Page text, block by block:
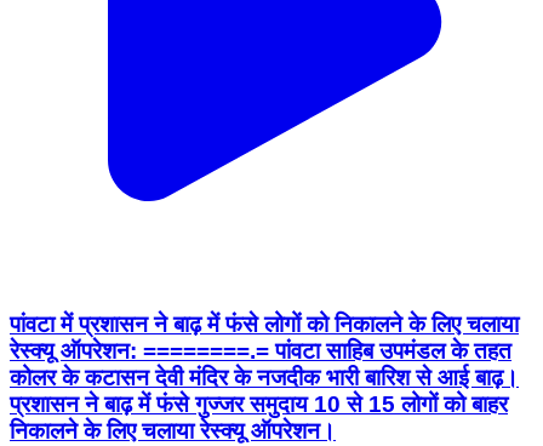
पांवटा में प्रशासन ने बाढ़ में फंसे लोगों को निकालने के लिए चलाया
रेस्क्यू ऑपरेशन: ========.= पांवटा साहिब उपमंडल के तहत
कोलर के कटासन देवी मंदिर के नजदीक भारी बारिश से आई बाढ़।
प्रशासन ने बाढ़ में फंसे गुज्जर समुदाय 10 से 15 लोगों को बाहर
निकालने के लिए चलाया रेस्क्यू ऑपरेशन।